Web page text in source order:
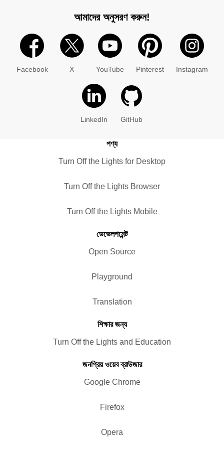
আমাদের অনুসরণ করুন!
Facebook X YouTube Pinterest Instagram
LinkedIn GitHub
পণ্য
Turn Off the Lights for Desktop
Turn Off the Lights Browser
Turn Off the Lights Mobile
ডেভেলপমেন্ট
Open Source
Playground
Translation
শিক্ষার জন্য
Turn Off the Lights and Education
জনপ্রিয় ওয়েব ব্রাউজার
Google Chrome
Firefox
Opera